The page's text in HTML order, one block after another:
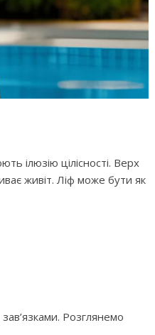
ілюзію цілісності. Верх
живіт. Ліф може бути як
Розглянемо
та конкурси на Новий рік
сім’ї — ідеї для
вечора
для сну